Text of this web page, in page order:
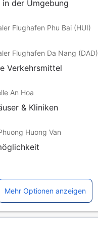
in der Umgebung
Flughafen Phu Bai (HUI)
Flughafen Da Nang (DAD)
Verkehrsmittel
An Hoa
& Kliniken
Huong Van
Mehr Optionen anzeigen